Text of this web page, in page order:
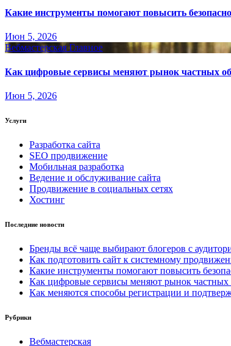
Какие инструменты помогают повысить
Июн 5, 2026
Вебмастерская Главное
Как цифровые сервисы меняют рынок частных
Июн 5, 2026
Услуги
Разработка сайта
SEO продвижение
Мобильная разработка
Ведение и обслуживание сайта
Продвижение в социальных сетях
Хостинг
Последние новости
Бренды всё чаще выбирают блогеров с
Как подготовить сайт к системному
Какие инструменты помогают повысить
Как цифровые сервисы меняют рынок частных
Как меняются способы регистрации и
Рубрики
Вебмастерская